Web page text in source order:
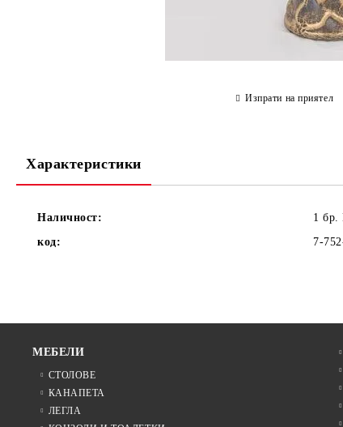
Изпрати на приятел
Характеристики
Наличност:
1 бр.
код:
7-
МЕБЕЛИ
СТОЛОВЕ
КАНАПЕТА
ЛЕГЛА